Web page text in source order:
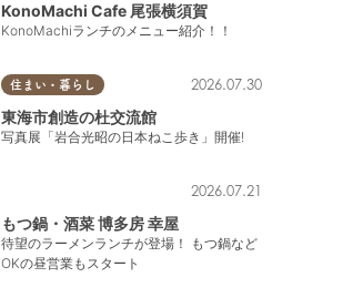
KonoMachi Cafe 尾張横須賀
KonoMachiランチのメニュー紹介！！
住まい・暮らし 2026.07.30
東海市創造の杜交流館
写真展「岩合光昭の日本ねこ歩き」開催!
2026.07.21
もつ鍋・酒菜 博多房 幸屋
待望のラーメンランチが登場！ もつ鍋など
OKの昼営業もスタート